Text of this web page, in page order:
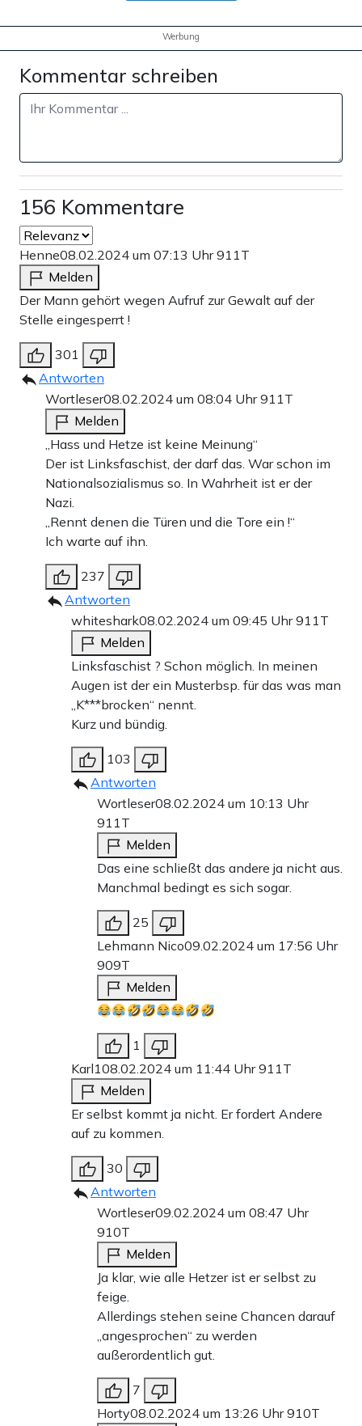
Werbung
Kommentar schreiben
156 Kommentare
Henne08.02.2024 um 07:13 Uhr911T
Melden
Der Mann gehört wegen Aufruf zur Gewalt auf der
Stelle eingesperrt !
301
Antworten
Wortleser08.02.2024 um 08:04 Uhr911T
Melden
„Hass und Hetze ist keine Meinung“
Der ist Linksfaschist, der darf das. War schon im
Nationalsozialismus so. In Wahrheit ist er der
Nazi.
„Rennt denen die Türen und die Tore ein !“
Ich warte auf ihn.
237
Antworten
whiteshark08.02.2024 um 09:45 Uhr911T
Melden
Linksfaschist ? Schon möglich. In meinen
Augen ist der ein Musterbsp. für das was man
„K***brocken“ nennt.
Kurz und bündig.
103
Antworten
Wortleser08.02.2024 um 10:13 Uhr
911T
Melden
Das eine schließt das andere ja nicht aus.
Manchmal bedingt es sich sogar.
25
Lehmann Nico09.02.2024 um 17:56 Uhr
909T
Melden
1
Karl108.02.2024 um 11:44 Uhr911T
Melden
Er selbst kommt ja nicht. Er fordert Andere
auf zu kommen.
30
Antworten
Wortleser09.02.2024 um 08:47 Uhr
910T
Melden
Ja klar, wie alle Hetzer ist er selbst zu
feige.
Allerdings stehen seine Chancen darauf
„angesprochen“ zu werden
außerordentlich gut.
7
Horty08.02.2024 um 13:26 Uhr910T